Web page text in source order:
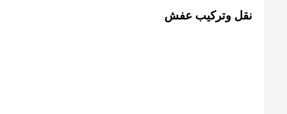
نقل وتركيب عفش